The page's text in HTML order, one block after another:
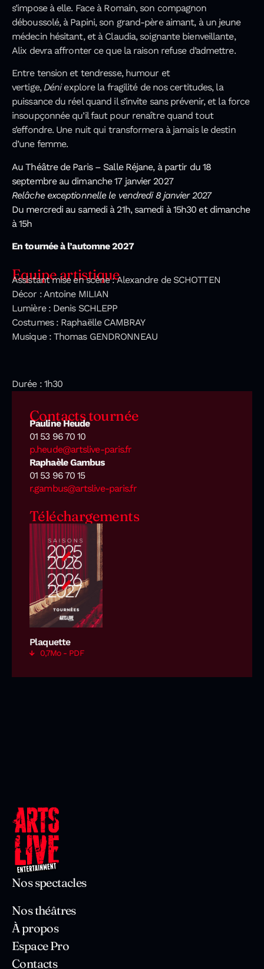
s’impose à elle. Face à Romain, son compagnon
déboussolé, à Papini, son grand-père aimant, à un jeune
médecin hésitant, et à Claudia, soignante bienveillante,
Alix devra affronter ce que la raison refuse d’admettre.
Entre tension et tendresse, humour et
vertige,Déniexplore la fragilité de nos certitudes, la
puissance du réel quand il s’invite sans prévenir, et la force
insoupçonnée qu’il faut pour renaître quand tout
s’effondre. Une nuit qui transformera à jamais le destin
d’une femme.
Au Théâtre de Paris – Salle Réjane, à partir du 18
septembre au dimanche 17 janvier 2027
Relâche exceptionnelle le vendredi 8 janvier 2027
Du mercredi au samedi à 21h, samedi à 15h30 et dimanche
à 15h
En tournée à l’automne 2027
Equipe artistique
Assistant mise en scène : Alexandre de SCHOTTEN
Décor : Antoine MILIAN
Lumière : Denis SCHLEPP
Costumes : Raphaëlle CAMBRAY
Musique : Thomas GENDRONNEAU
Durée : 1h30
Contacts tournée
Pauline Heude
01 53 96 70 10
p.heude@artslive-paris.fr
Raphaèle Gambus
01 53 96 70 15
r.gambus@artslive-paris.fr
Téléchargements
Plaquette
0,7Mo - PDF
Nos spectacles
Nos théâtres
À propos
Espace Pro
Contacts